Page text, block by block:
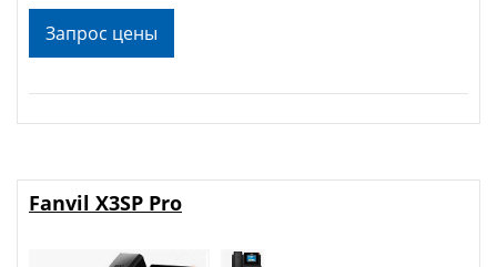
Запрос цены
Fanvil X3SP Pro